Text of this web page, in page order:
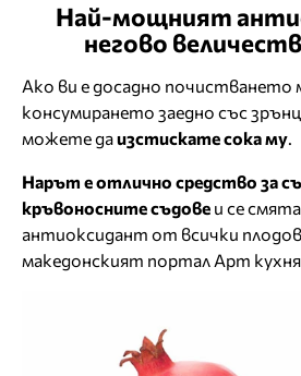
Най-мощният
негово
Ако ви е досадно почистването
консумирането заедно със
можете даизстискате сока му.
Нарът е отлично средство за
кръвоносните съдове и се
антиоксидант от всички
македонският портал Арт